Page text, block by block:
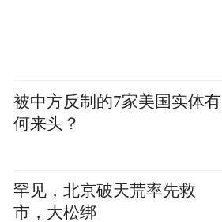
被中方反制的7家美国实体有
何来头？
罕见，北京破天荒率先救
市，大松绑